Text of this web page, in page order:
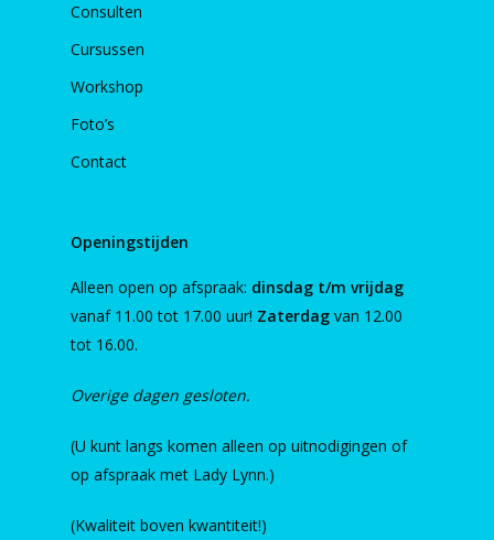
Consulten
Cursussen
Workshop
Foto’s
Contact
Openingstijden
Alleen open op afspraak: dinsdag t/m vrijdag
vanaf 11.00 tot 17.00 uur! Zaterdag van 12.00
tot 16.00.
Overige dagen gesloten.
(U kunt langs komen alleen op uitnodigingen of
op afspraak met Lady Lynn.)
(Kwaliteit boven kwantiteit!)